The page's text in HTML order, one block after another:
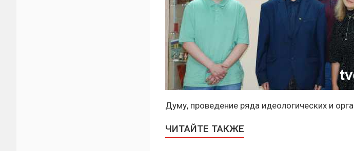
Думу, проведение ряда идеологических и
ЧИТАЙТЕ ТАКЖЕ